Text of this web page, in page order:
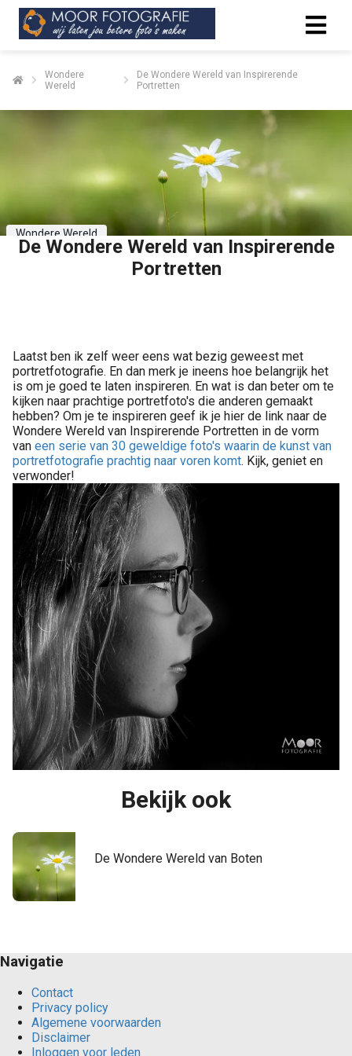
Wondere
Wereld
De Wondere Wereld van Inspirerende
Portretten
Wondere Wereld
De Wondere Wereld van Inspirerende
Portretten
Laatst ben ik zelf weer eens wat bezig geweest met
portretfotografie. En dan merk je ineens hoe belangrijk het
is om je goed te laten inspireren. En wat is dan beter om te
kijken naar prachtige portretfoto's die anderen gemaakt
hebben? Om je te inspireren geef ik je hier de link naar de
Wondere Wereld van Inspirerende Portretten in de vorm
van een serie van 30 geweldige foto's waarin de kunst van
portretfotografie prachtig naar voren komt. Kijk, geniet en
verwonder!
Bekijk ook
De Wondere Wereld van Boten
Navigatie
Contact
Privacy policy
Algemene voorwaarden
Disclaimer
Inloggen voor leden